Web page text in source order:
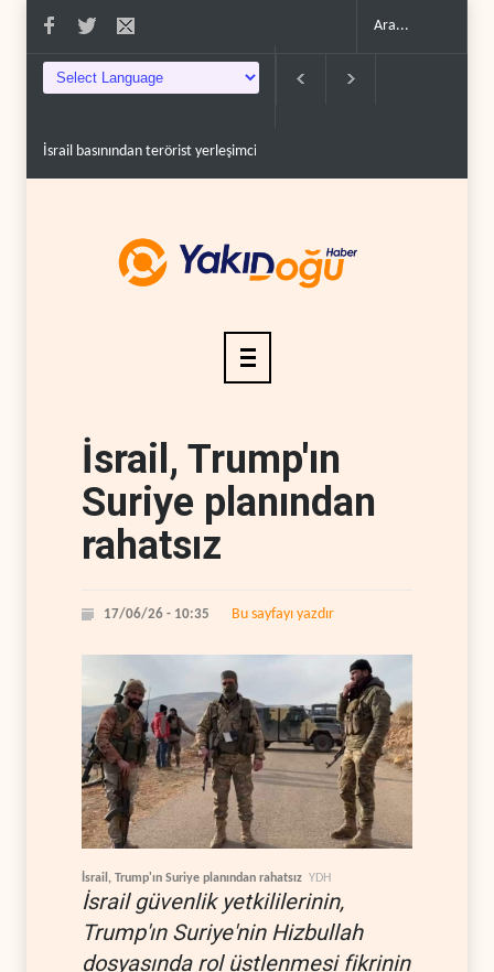
İsrail basınından terörist yerleşimcilere destek itiraf..
İsrail, Trump'ın
Suriye planından
rahatsız
17/06/26 - 10:35 Bu sayfayı yazdır
İsrail, Trump'ın Suriye planından rahatsız YDH
İsrail güvenlik yetkililerinin,
Trump'ın Suriye'nin Hizbullah
dosyasında rol üstlenmesi fikrinin